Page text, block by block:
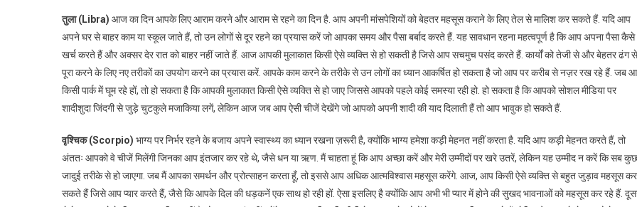
तुला (Libra) आज का दिन आपके लिए आराम करने और आराम से रहने का दिन है. आप अपनी मांसपेशियों को बेहतर महसूस कराने के लिए तेल से मालिश कर सकते हैं. यदि आप
अपने घर से बाहर काम या स्कूल जाते हैं, तो उन लोगों से दूर रहने का प्रयास करें जो आपका समय और पैसा बर्बाद करते हैं. यह सावधान रहना महत्वपूर्ण है कि आप अपना पैसा कैसे
खर्च करते हैं और अक्सर देर रात को बाहर नहीं जाते हैं. आज आपकी मुलाकात किसी ऐसे व्यक्ति से हो सकती है जिसे आप सचमुच पसंद करते हैं. कार्यों को तेजी से और बेहतर ढंग से
पूरा करने के लिए नए तरीकों का उपयोग करने का प्रयास करें. आपके काम करने के तरीके से उन लोगों का ध्यान आकर्षित हो सकता है जो आप पर करीब से नज़र रख रहे हैं. जब
किसी पार्क में घूम रहे हों, तो हो सकता है कि आपकी मुलाकात किसी ऐसे व्यक्ति से हो जाए जिससे आपको पहले कोई समस्या रही हो. हो सकता है कि आपको सोशल मीडिया पर
शादीशुदा जिंदगी से जुड़े चुटकुले मजाकिया लगें, लेकिन आज जब आप ऐसी चीजें देखेंगे जो आपको अपनी शादी की याद दिलाती हैं तो आप भावुक हो सकते हैं.
वृश्चिक (Scorpio) भाग्य पर निर्भर रहने के बजाय अपने स्वास्थ्य का ध्यान रखना ज़रूरी है, क्योंकि भाग्य हमेशा कड़ी मेहनत नहीं करता है. यदि आप कड़ी मेहनत करते हैं, तो
अंततः आपको वे चीजें मिलेंगी जिनका आप इंतजार कर रहे थे, जैसे धन या ऋण. मैं चाहता हूं कि आप अच्छा करें और मेरी उम्मीदों पर खरे उतरें, लेकिन यह उम्मीद न करें कि सब कुछ
जादुई तरीके से हो जाएगा. जब मैं आपका समर्थन और प्रोत्साहन करता हूँ, तो इससे आप अधिक आत्मविश्वास महसूस करेंगे. आज, आप किसी ऐसे व्यक्ति से बहुत जुड़ाव महसूस कर
सकते हैं जिसे आप प्यार करते हैं, जैसे कि आपके दिल की धड़कनें एक साथ हो रही हों. ऐसा इसलिए है क्योंकि आप अभी भी प्यार में होने की सुखद भावनाओं को महसूस कर रहे हैं.